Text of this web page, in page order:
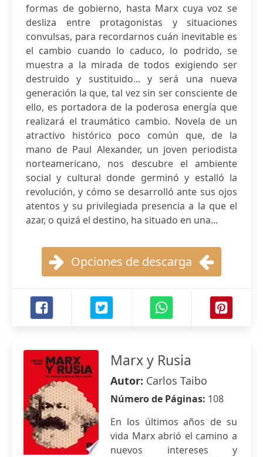
formas de gobierno, hasta Marx cuya voz se
desliza entre protagonistas y situaciones
convulsas, para recordarnos cuán inevitable es
el cambio cuando lo caduco, lo podrido, se
muestra a la mirada de todos exigiendo ser
destruido y sustituido... y será una nueva
generación la que, tal vez sin ser consciente de
ello, es portadora de la poderosa energía que
realizará el traumático cambio. Novela de un
atractivo histórico poco común que, de la
mano de Paul Alexander, un joven periodista
norteamericano, nos descubre el ambiente
social y cultural donde germinó y estalló la
revolución, y cómo se desarrolló ante sus ojos
atentos y su privilegiada presencia a la que el
azar, o quizá el destino, ha situado en una...
Opciones de descarga
Marx y Rusia
Autor: Carlos Taibo
Número de Páginas: 108
En los últimos años de su
vida Marx abrió el camino a
nuevos intereses y